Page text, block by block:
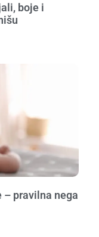
boje i
– pravilna nega